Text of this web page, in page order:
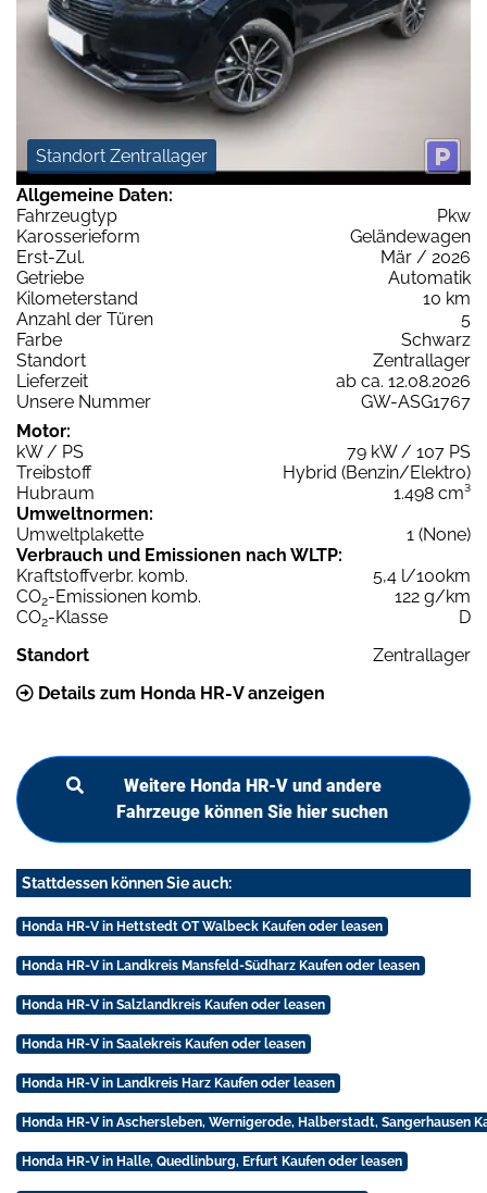
Standort Zentrallager
Allgemeine Daten:
Fahrzeugtyp
Pkw
Karosserieform
Geländewagen
Erst-Zul.
Mär / 2026
Getriebe
Automatik
Kilometerstand
10 km
Anzahl der Türen
5
Farbe
Schwarz
Standort
Zentrallager
Lieferzeit
ab ca. 12.08.2026
Unsere Nummer
GW-ASG1767
Motor:
kW / PS
79 kW / 107 PS
Treibstoff
Hybrid (Benzin/Elektro)
Hubraum
1.498 cm³
Umweltnormen:
Umweltplakette
1 (None)
Verbrauch und Emissionen nach WLTP:
Kraftstoffverbr. komb.
5,4 l/100km
CO2-Emissionen komb.
122 g/km
CO2-Klasse
D
Standort
Zentrallager
Details zum Honda HR-V anzeigen
Weitere Honda HR-V und andere
Fahrzeuge können Sie hier suchen
Stattdessen können Sie auch:
Honda HR-V in Hettstedt OT Walbeck Kaufen oder leasen
Honda HR-V in Landkreis Mansfeld-Südharz Kaufen oder leasen
Honda HR-V in Salzlandkreis Kaufen oder leasen
Honda HR-V in Saalekreis Kaufen oder leasen
Honda HR-V in Landkreis Harz Kaufen oder leasen
Honda HR-V in Aschersleben, Wernigerode, Halberstadt, Sangerhausen
Honda HR-V in Halle, Quedlinburg, Erfurt Kaufen oder leasen